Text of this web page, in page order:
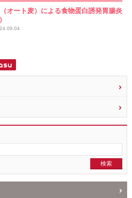
オート麦）による食物蛋白誘発胃腸炎